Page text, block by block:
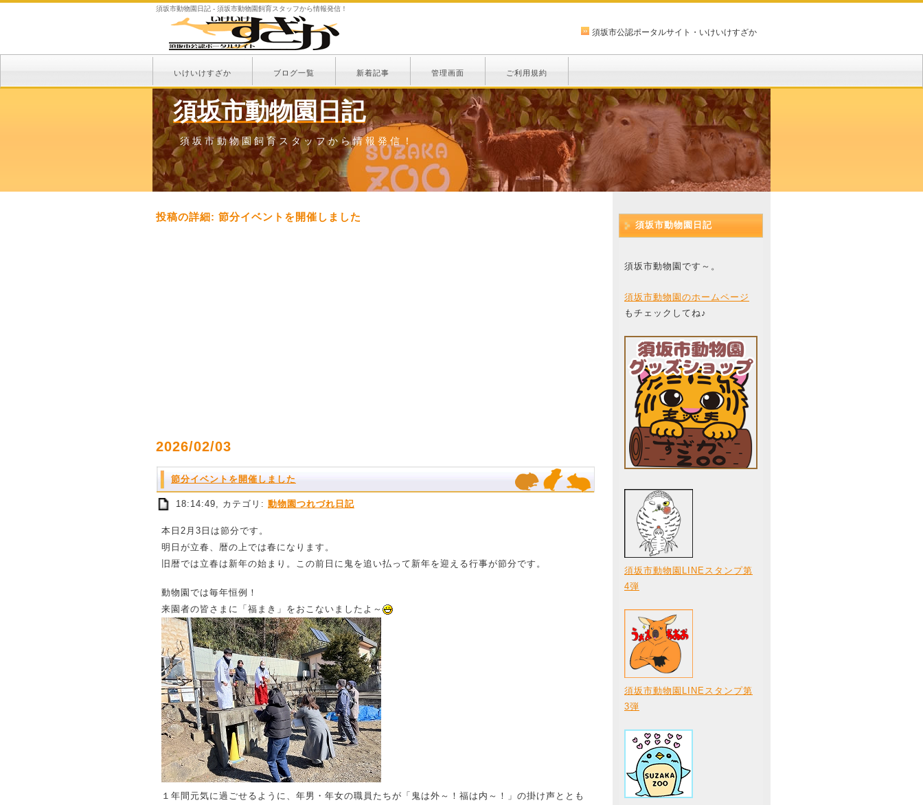
須坂市動物園日記 - 須坂市動物園飼育スタッフから情報発信！
須坂市公認ポータルサイト・いけいけすざか
いけいけすざか ブログ一覧 新着記事 管理画面 ご利用規約
須坂市動物園日記
須坂市動物園飼育スタッフから情報発信！
投稿の詳細: 節分イベントを開催しました
2026/02/03
節分イベントを開催しました
18:14:49, カテゴリ: 動物園つれづれ日記
本日2月3日は節分です。
明日が立春、暦の上では春になります。
旧暦では立春は新年の始まり。この前日に鬼を追い払って新年を迎える行事が節分です。
動物園では毎年恒例！
来園者の皆さまに「福まき」をおこないましたよ～
１年間元気に過ごせるように、年男・年女の職員たちが「鬼は外～！福は内～！」の掛け声ととも
須坂市動物園日記
須坂市動物園です～。
須坂市動物園のホームページ
もチェックしてね♪
須坂市動物園LINEスタンプ第
4弾
須坂市動物園LINEスタンプ第
3弾